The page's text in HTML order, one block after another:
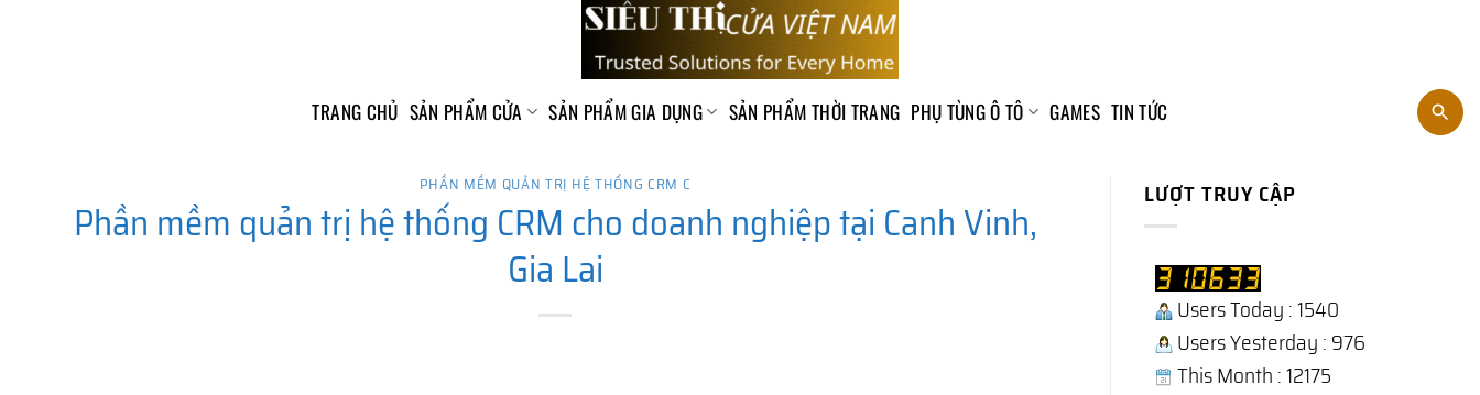
TRANG CHỦ SẢN PHẨM CỬA SẢN PHẨM GIA DỤNG SẢN PHẨM THỜI TRANG PHỤ TÙNG Ô TÔ GAMES TIN TỨC
PHẦN MỀM QUẢN TRỊ HỆ THỐNG CRM C
Phần mềm quản trị hệ thống CRM cho doanh nghiệp tại Canh Vinh,
Gia Lai
LƯỢT TRUY CẬP
Users Today : 1540
Users Yesterday : 976
This Month : 12175